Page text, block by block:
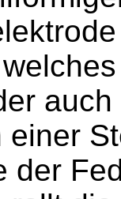
einer
der